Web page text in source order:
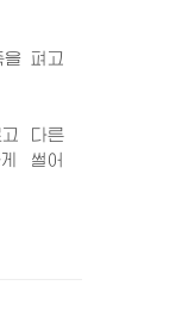
펴고
다른
썰어